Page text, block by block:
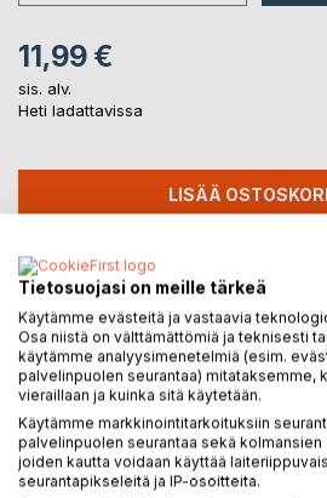
11,99 €
sis. alv.
Heti ladattavissa
LISÄÄ
Lisää muistilistalle
Arvostele tuote
KUVAUS
Tietosuojasi on meille tärkeä
Käytämme evästeitä ja vastaavia
Osa niistä on välttämättömiä ja teknisesti
käytämme analyysimenetelmiä (esim.
palvelinpuolen seurantaa) mitataksemme,
vieraillaan ja kuinka sitä käytetään.
Käytämme markkinointitarkoituksiin
palvelinpuolen seurantaa sekä
joiden kautta voidaan käyttää
seurantapikseleitä ja IP-osoitteita.